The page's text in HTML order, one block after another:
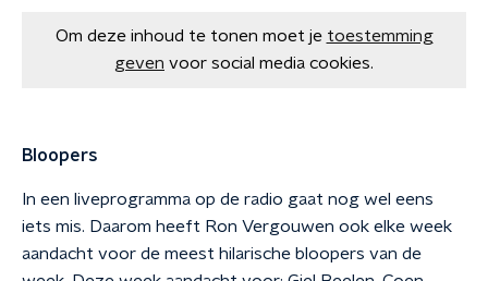
Om deze inhoud te tonen moet je toestemming
geven voor social media cookies.
Bloopers
In een liveprogramma op de radio gaat nog wel eens
iets mis. Daarom heeft Ron Vergouwen ook elke week
aandacht voor de meest hilarische bloopers van de